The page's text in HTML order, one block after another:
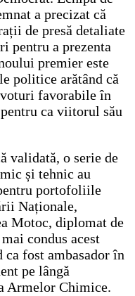
a precizat că
de presă detaliate
pentru a prezenta
premier este
politice arătând că
favorabile în
ca viitorul său
validată, o serie de
și tehnic au
portofoliile
Naționale,
Motoc, diplomat de
condus acest
fost ambasador în
pe lângă
Armelor Chimice.